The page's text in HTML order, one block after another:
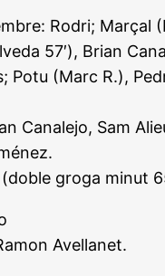
Rodri; Marçal
57′), Brian
Potu (Marc R.),
Canalejo, Sam
groga minut
Avellanet.